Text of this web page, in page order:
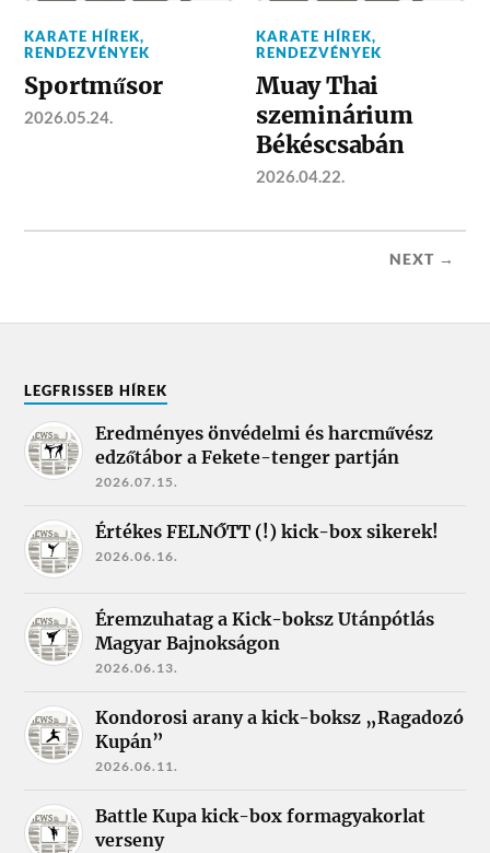
KARATE HÍREK,
RENDEZVÉNYEK
Sportműsor
2026.05.24.
KARATE HÍREK,
RENDEZVÉNYEK
Muay Thai
szeminárium
Békéscsabán
2026.04.22.
NEXT →
LEGFRISSEB HÍREK
Eredményes önvédelmi és harcművész
edzőtábor a Fekete-tenger partján
2026.07.15.
Értékes FELNŐTT (!) kick-box sikerek!
2026.06.16.
Éremzuhatag a Kick-boksz Utánpótlás
Magyar Bajnokságon
2026.06.13.
Kondorosi arany a kick-boksz „Ragadozó
Kupán”
2026.06.11.
Battle Kupa kick-box formagyakorlat
verseny